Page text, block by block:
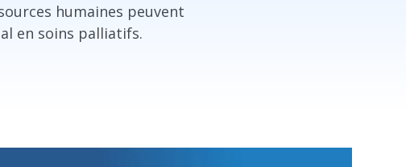
humaines peuvent
en soins palliatifs.